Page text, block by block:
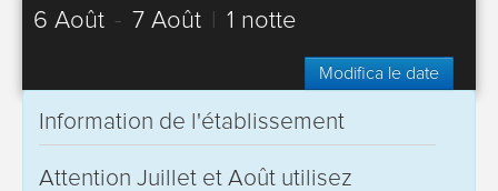
6 Août - 7 Août 1 notte
Modifica le date
Information de l'établissement
Attention Juillet et Août utilisez